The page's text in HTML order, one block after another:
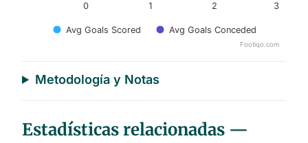
Avg Goals Scored Avg Goals Conceded
0 1 2 3
Footiqo.com
Metodología y Notas
Estadísticas relacionadas —